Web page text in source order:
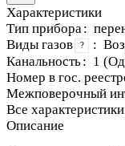
Характеристики
Тип прибора :
Виды газов
? :
Канальность: 1
Номер в гос.
Межповерочный
Все характеристики
Описание